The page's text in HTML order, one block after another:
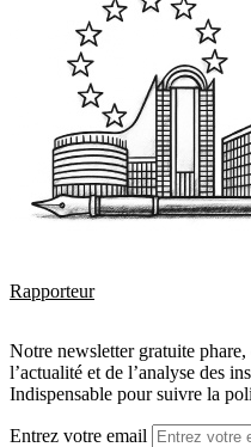
Rapporteur
Notre newsletter gratuite
l’actualité et de l’analyse des
Indispensable pour suivre la
Entrez votre email